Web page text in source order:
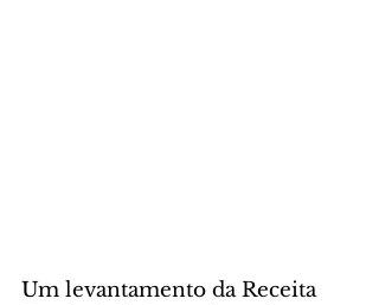
Um levantamento da Receita